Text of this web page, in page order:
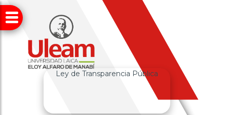
Ley de Transparencia Pública